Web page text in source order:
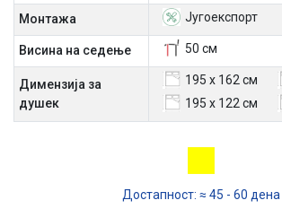
Mонтажа Југоекспорт
Висина на седење 50 см
Димензија за
душек
195 х 162 см
195 х 122 см
Достапност: ≈ 45 - 60 дена